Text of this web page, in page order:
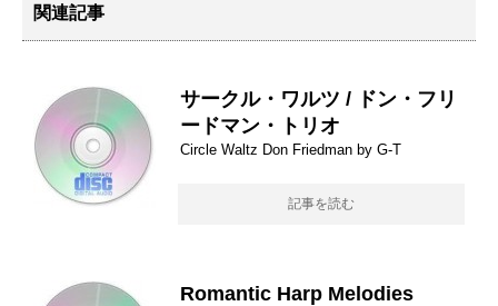
関連記事
サークル・ワルツ / ドン・フリ
ードマン・トリオ
Circle Waltz Don Friedman by G-T
記事を読む
Romantic Harp Melodies